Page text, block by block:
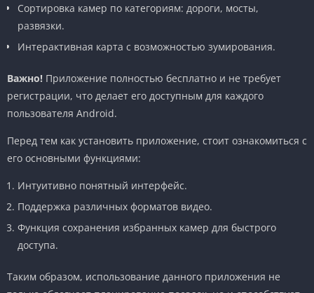
Сортировка камер по категориям: дороги, мосты,
развязки.
Интерактивная карта с возможностью зумирования.
Важно! Приложение полностью бесплатно и не требует
регистрации, что делает его доступным для каждого
пользователя Android.
Перед тем как установить приложение, стоит ознакомиться с
его основными функциями:
Интуитивно понятный интерфейс.
Поддержка различных форматов видео.
Функция сохранения избранных камер для быстрого
доступа.
Таким образом, использование данного приложения не